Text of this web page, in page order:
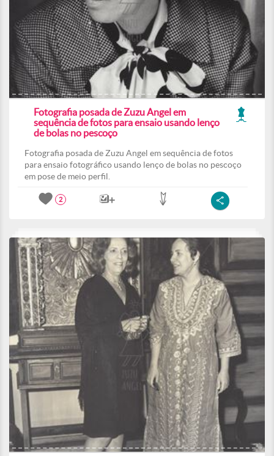
Fotografia posada de Zuzu Angel em
sequência de fotos para ensaio usando lenço
de bolas no pescoço
Fotografia posada de Zuzu Angel em sequência de fotos
para ensaio fotográfico usando lenço de bolas no pescoço
em pose de meio perfil.
2